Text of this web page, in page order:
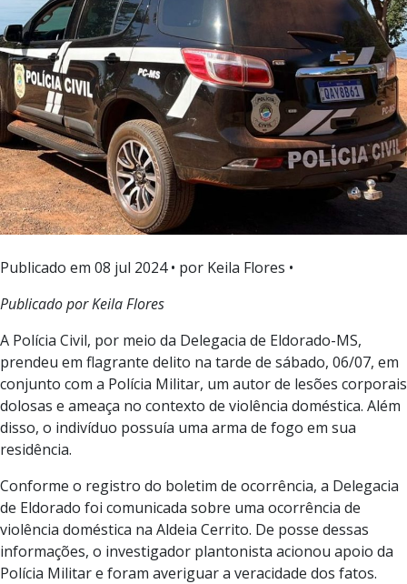
Publicado em 08 jul 2024• por Keila Flores •
Publicado por Keila Flores
A Polícia Civil, por meio da Delegacia de Eldorado-MS,
prendeu em flagrante delito na tarde de sábado, 06/07, em
conjunto com a Polícia Militar, um autor de lesões corporais
dolosas e ameaça no contexto de violência doméstica. Além
disso, o indivíduo possuía uma arma de fogo em sua
residência.
Conforme o registro do boletim de ocorrência, a Delegacia
de Eldorado foi comunicada sobre uma ocorrência de
violência doméstica na Aldeia Cerrito. De posse dessas
informações, o investigador plantonista acionou apoio da
Polícia Militar e foram averiguar a veracidade dos fatos.